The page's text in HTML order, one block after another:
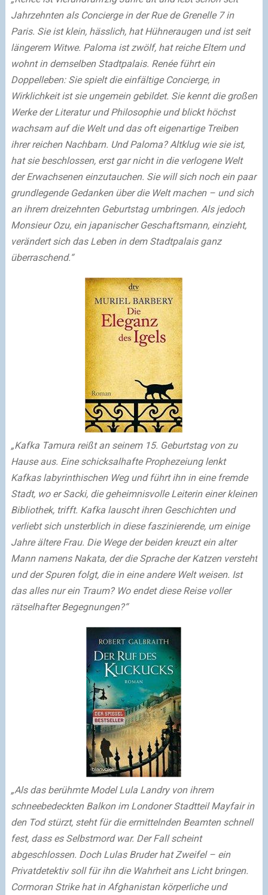
Jahrzehnten als Concierge in der Rue de Grenelle 7 in
Paris. Sie ist klein, hässlich, hat Hühneraugen und ist seit
längerem Witwe. Paloma ist zwölf, hat reiche Eltern und
wohnt in demselben Stadtpalais. Renée führt ein
Doppelleben: Sie spielt die einfältige Concierge, in
Wirklichkeit ist sie ungemein gebildet. Sie kennt die großen
Werke der Literatur und Philosophie und blickt höchst
wachsam auf die Welt und das oft eigenartige Treiben
ihrer reichen Nachbarn. Und Paloma? Altklug wie sie ist,
hat sie beschlossen, erst gar nicht in die verlogene Welt
der Erwachsenen einzutauchen. Sie will sich noch ein paar
grundlegende Gedanken über die Welt machen – und sich
an ihrem dreizehnten Geburtstag umbringen. Als jedoch
Monsieur Ozu, ein japanischer Geschaftsmann, einzieht,
verändert sich das Leben in dem Stadtpalais ganz
überraschend.“
„Kafka Tamura reißt an seinem 15. Geburtstag von zu
Hause aus. Eine schicksalhafte Prophezeiung lenkt
Kafkas labyrinthischen Weg und führt ihn in eine fremde
Stadt, wo er Sacki, die geheimnisvolle Leiterin einer kleinen
Bibliothek, trifft. Kafka lauscht ihren Geschichten und
verliebt sich unsterblich in diese faszinierende, um einige
Jahre ältere Frau. Die Wege der beiden kreuzt ein alter
Mann namens Nakata, der die Sprache der Katzen versteht
und der Spuren folgt, die in eine andere Welt weisen. Ist
das alles nur ein Traum? Wo endet diese Reise voller
rätselhafter Begegnungen?“
„Als das berühmte Model Lula Landry von ihrem
schneebedeckten Balkon im Londoner Stadtteil Mayfair in
den Tod stürzt, steht für die ermittelnden Beamten schnell
fest, dass es Selbstmord war. Der Fall scheint
abgeschlossen. Doch Lulas Bruder hat Zweifel – ein
Privatdetektiv soll für ihn die Wahrheit ans Licht bringen.
Cormoran Strike hat in Afghanistan körperliche und